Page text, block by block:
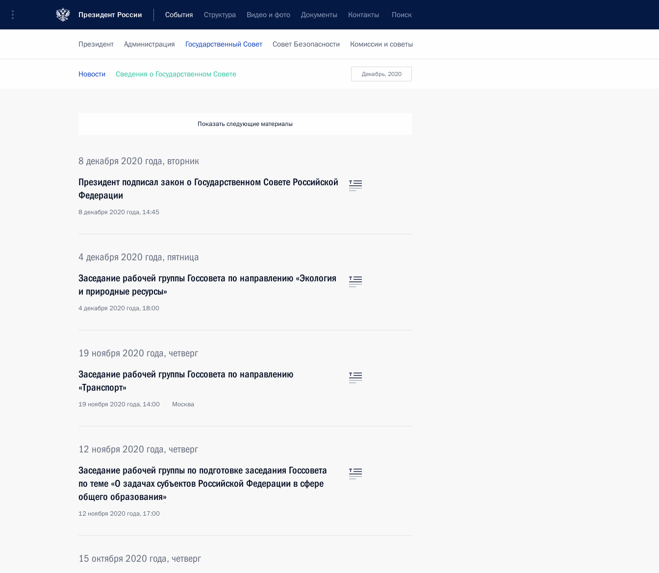
Президент России События Структура Видео и фото Документы Контакты Поиск
Президент Администрация Государственный Совет Совет Безопасности Комиссии и советы
декабрь, 2020
Новости Сведения о Государственном Совете
Показать следующие материалы
8 декабря 2020 года, вторник
Президент подписал закон о Государственном Совете Российской
Федерации
8 декабря 2020 года, 14:45
4 декабря 2020 года, пятница
Заседание рабочей группы Госсовета по направлению «Экология
и природные ресурсы»
4 декабря 2020 года, 18:00
19 ноября 2020 года, четверг
Заседание рабочей группы Госсовета по направлению
«Транспорт»
19 ноября 2020 года, 14:00 Москва
12 ноября 2020 года, четверг
Заседание рабочей группы по подготовке заседания Госсовета
по теме «О задачах субъектов Российской Федерации в сфере
общего образования»
12 ноября 2020 года, 17:00
15 октября 2020 года, четверг